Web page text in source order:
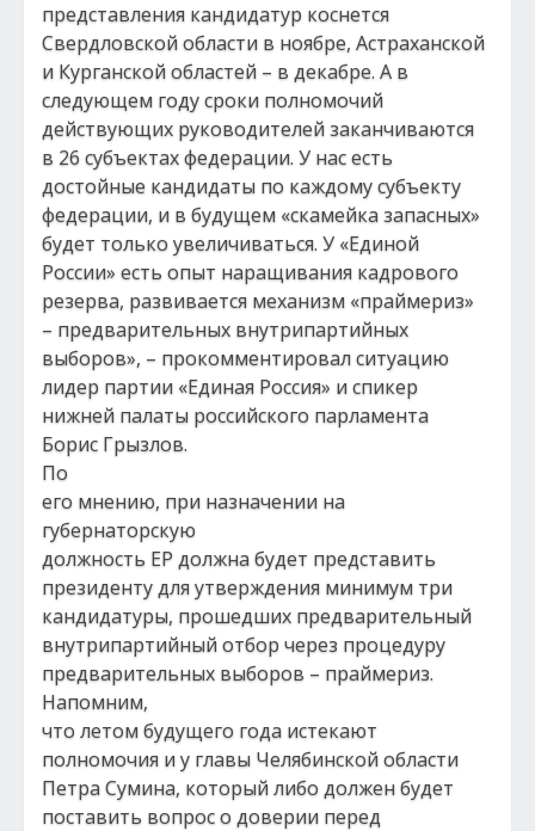
представления кандидатур коснется
Свердловской области в ноябре, Астраханской
и Курганской областей – в декабре. А в
следующем году сроки полномочий
действующих руководителей заканчиваются
в 26 субъектах федерации. У нас есть
достойные кандидаты по каждому субъекту
федерации, и в будущем «скамейка запасных»
будет только увеличиваться. У «Единой
России» есть опыт наращивания кадрового
резерва, развивается механизм «праймериз»
– предварительных внутрипартийных
выборов», – прокомментировал ситуацию
лидер партии «Единая Россия» и спикер
нижней палаты российского парламента
Борис Грызлов.
По
его мнению, при назначении на
губернаторскую
должность ЕР должна будет представить
президенту для утверждения минимум три
кандидатуры, прошедших предварительный
внутрипартийный отбор через процедуру
предварительных выборов – праймериз.
Напомним,
что летом будущего года истекают
полномочия и у главы Челябинской области
Петра Сумина, который либо должен будет
поставить вопрос о доверии перед